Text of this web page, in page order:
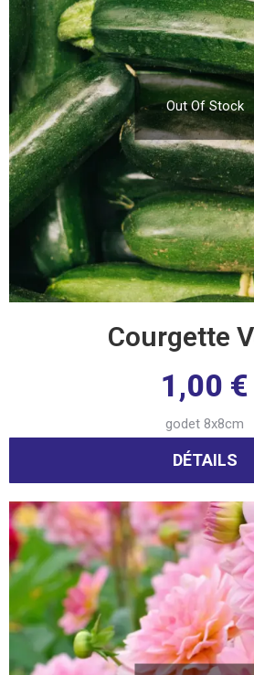
Out Of Stock
Courgette
1,00 €
godet 8x8cm
DÉTAILS